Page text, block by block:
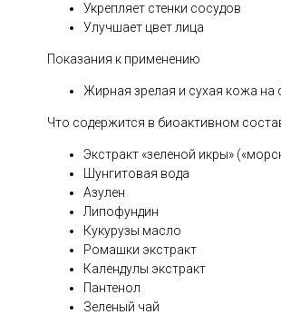
Укрепляет стенки сосудов
Улучшает цвет лица
Показания к применению
Жирная зрелая и сухая кожа
Что содержится в биоактивном
Экстракт «зеленой икры»
Шунгитовая вода
Азулен
Липофундин
Кукурузы масло
Ромашки экстракт
Календулы экстракт
Пантенол
Зеленый чай